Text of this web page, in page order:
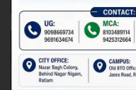
रेलवे
खेल